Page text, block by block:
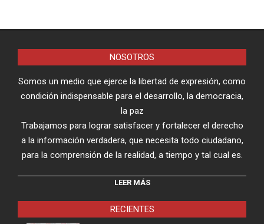
NOSOTROS
Somos un medio que ejerce la libertad de expresión, como
condición indispensable para el desarrollo, la democracia,
la paz
Trabajamos para lograr satisfacer y fortalecer el derecho
a la información verdadera, que necesita todo ciudadano,
para la comprensión de la realidad, a tiempo y tal cual es.
LEER MÁS
RECIENTES